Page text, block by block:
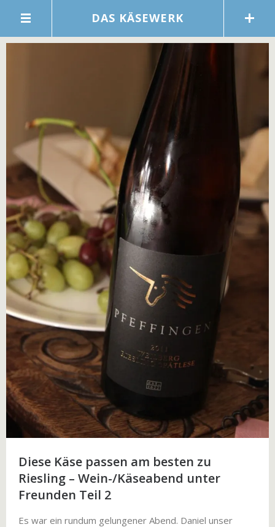
DAS KÄSEWERK
Diese Käse passen am besten zu
Riesling – Wein-/Käseabend unter
Freunden Teil 2
Es war ein rundum gelungener Abend. Daniel unser